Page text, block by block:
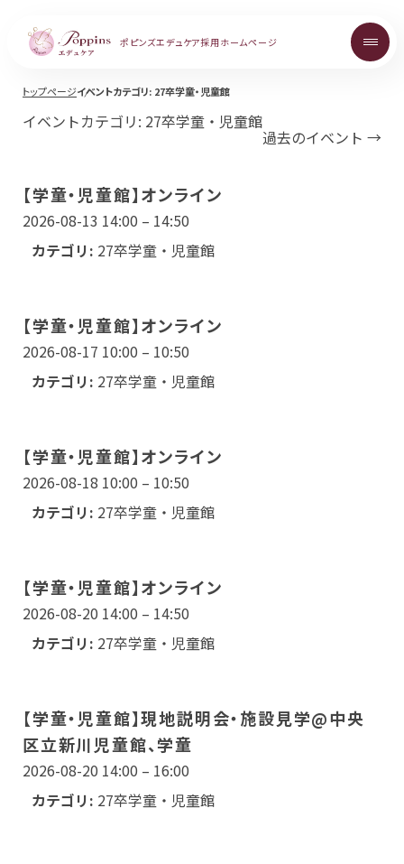
ポピンズエデュケア採用ホームページ
About
Topics
お知らせ
Career
Workplace
トップページイベントカテゴリ: 27卒学童・児童館
イベントカテゴリ: 27卒学童・児童館
過去のイベント →
【学童・児童館】オンライン
2026-08-13 14:00 – 14:50
カテゴリ: 27卒学童・児童館
【学童・児童館】オンライン
2026-08-17 10:00 – 10:50
カテゴリ: 27卒学童・児童館
【学童・児童館】オンライン
2026-08-18 10:00 – 10:50
カテゴリ: 27卒学童・児童館
【学童・児童館】オンライン
2026-08-20 14:00 – 14:50
カテゴリ: 27卒学童・児童館
【学童・児童館】現地説明会・施設見学@中央
区立新川児童館、学童
2026-08-20 14:00 – 16:00
カテゴリ: 27卒学童・児童館